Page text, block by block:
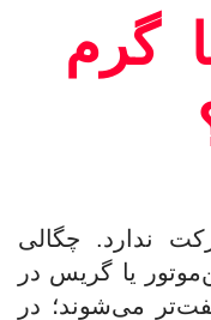
گرم
ندارد. چگالی
یا گریس در
می‌شوند؛ در